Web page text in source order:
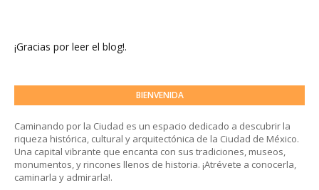
¡Gracias por leer el blog!.
BIENVENIDA
Caminando por la Ciudad es un espacio dedicado a descubrir la
riqueza histórica, cultural y arquitectónica de la Ciudad de México.
Una capital vibrante que encanta con sus tradiciones, museos,
monumentos, y rincones llenos de historia. ¡Atrévete a conocerla,
caminarla y admirarla!.